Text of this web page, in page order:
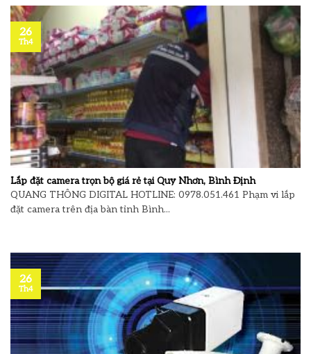
Lắp đặt camera trọn bộ giá rẻ tại Quy Nhơn, Bình Định
QUANG THÔNG DIGITAL HOTLINE: 0978.051.461 Phạm vi lắp
đặt camera trên địa bàn tỉnh Bình...
26
Th4
26
Th4